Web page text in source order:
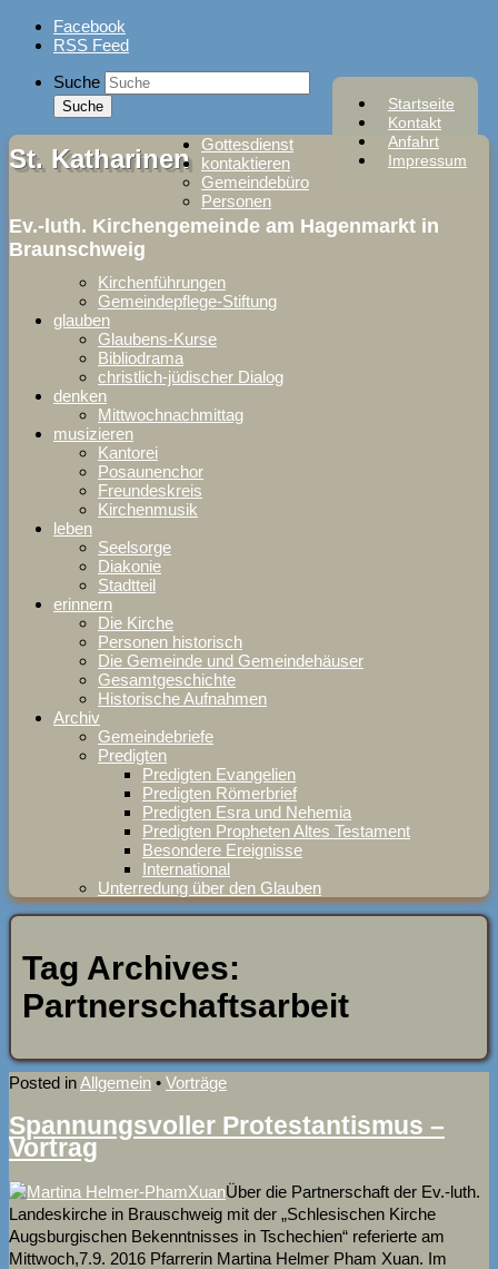
Skip
Facebook
RSS Feed
Startseite
Kontakt
Anfahrt
Impressum
Suche
St. Katharinen
Ev.-luth. Kirchengemeinde am Hagenmarkt in
Braunschweig
Gottesdienst
kontaktieren
Gemeindebüro
Personen
Kirchenführungen
Gemeindepflege-Stiftung
glauben
Glaubens-Kurse
Bibliodrama
christlich-jüdischer Dialog
denken
Mittwochnachmittag
musizieren
Kantorei
Posaunenchor
Freundeskreis
Kirchenmusik
leben
Seelsorge
Diakonie
Stadtteil
erinnern
Die Kirche
Personen historisch
Die Gemeinde und Gemeindehäuser
Gesamtgeschichte
Historische Aufnahmen
Archiv
Gemeindebriefe
Predigten
Predigten Evangelien
Predigten Römerbrief
Predigten Esra und Nehemia
Predigten Propheten Altes Testament
Besondere Ereignisse
International
Unterredung über den Glauben
Tag Archives:
Partnerschaftsarbeit
Posted inAllgemein • Vorträge
Spannungsvoller Protestantismus –
Vortrag
Über die Partnerschaft der Ev.-luth.
Landeskirche in Brauschweig mit der „Schlesischen Kirche
Augsburgischen Bekenntnisses in Tschechien“ referierte am
Mittwoch,7.9. 2016 Pfarrerin Martina Helmer Pham Xuan. Im